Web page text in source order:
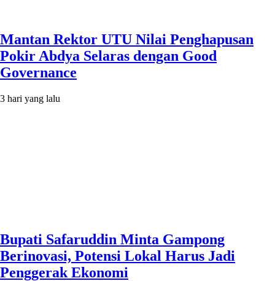
Mantan Rektor UTU Nilai Penghapusan
Pokir Abdya Selaras dengan Good
Governance
3 hari yang lalu
Bupati Safaruddin Minta Gampong
Berinovasi, Potensi Lokal Harus Jadi
Penggerak Ekonomi